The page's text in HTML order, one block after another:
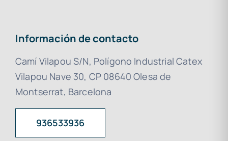
Información de contacto
Camí Vilapou S/N, Polígono Industrial Catex
Vilapou Nave 30, CP 08640 Olesa de
Montserrat, Barcelona
936533936